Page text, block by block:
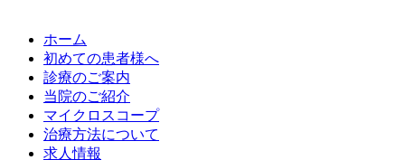
ホーム
初めての患者様へ
診療のご案内
当院のご紹介
マイクロスコープ
治療方法について
求人情報